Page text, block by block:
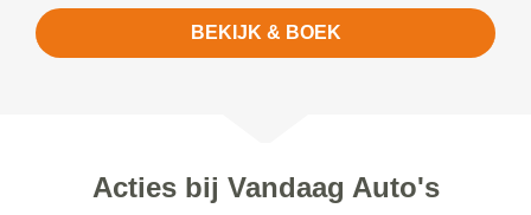
BEKIJK & BOEK
Acties bij Vandaag Auto's